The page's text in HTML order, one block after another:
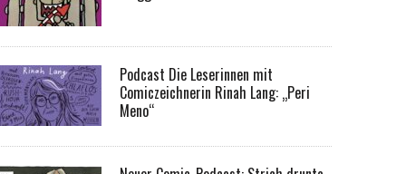
Podcast Die Leserinnen mit
Comiczeichnerin Rinah Lang: „Peri
Meno“